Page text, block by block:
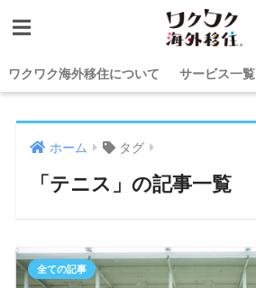
ワクワク海外移住について サービス一覧
ホーム タグ
「テニス」の記事一覧
全ての記事